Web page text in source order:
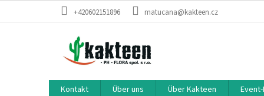
+420602151896 matucana@kakteen.cz
Kontakt Über uns Über Kakteen